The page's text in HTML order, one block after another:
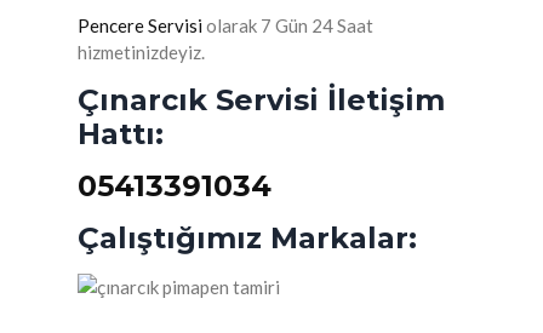
Pencere Servisi olarak 7 Gün 24 Saat
hizmetinizdeyiz.
Çınarcık Servisi İletişim
Hattı:
05413391034
Çalıştığımız Markalar: